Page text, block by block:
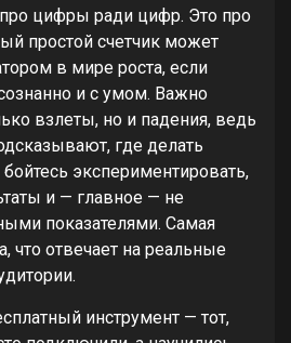
цифры ради цифр. Это про
простой счетчик может
в мире роста, если
и с умом. Важно
взлеты, но и падения, ведь
где делать
экспериментировать,
и — главное — не
показателями. Самая
что отвечает на реальные
инструмент — тот,